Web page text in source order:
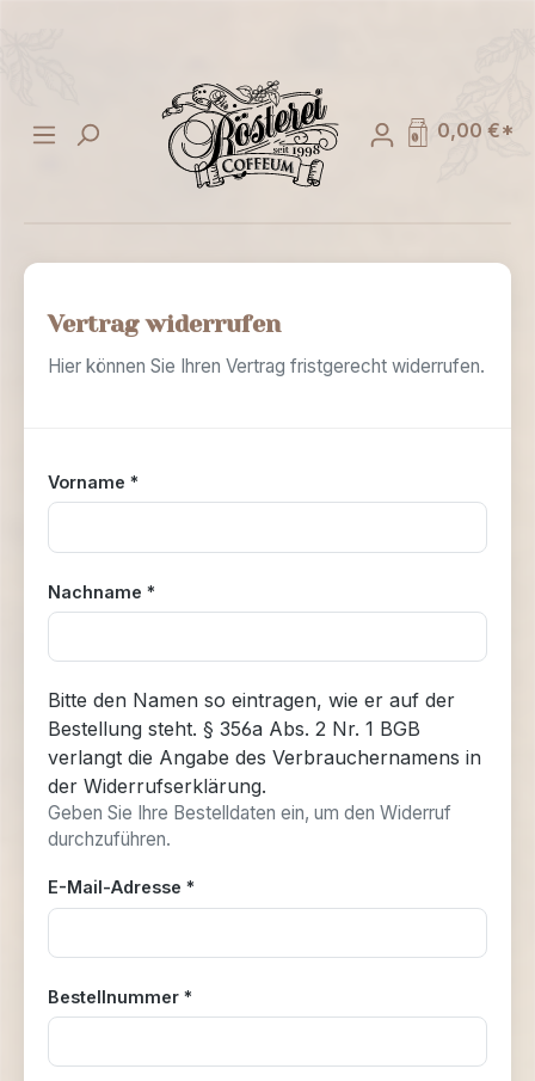
0,00 €*
Vertrag widerrufen
Hier können Sie Ihren Vertrag fristgerecht widerrufen.
Vorname *
Nachname *
Bitte den Namen so eintragen, wie er auf der
Bestellung steht. § 356a Abs. 2 Nr. 1 BGB
verlangt die Angabe des Verbrauchernamens in
der Widerrufserklärung.
Geben Sie Ihre Bestelldaten ein, um den Widerruf
durchzuführen.
E-Mail-Adresse *
Bestellnummer *